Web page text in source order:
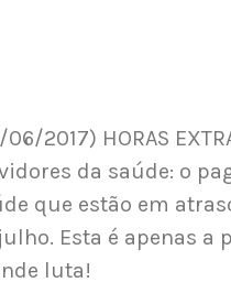
2017) HORAS
da saúde: o
que estão em
Esta é apenas
luta!